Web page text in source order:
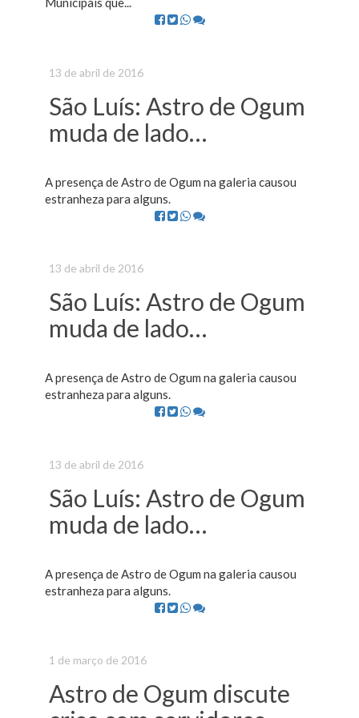
13 de abril de 2016
São Luís: Astro de Ogum
muda de lado…
A presença de Astro de Ogum na galeria causou
estranheza para alguns.
13 de abril de 2016
São Luís: Astro de Ogum
muda de lado…
A presença de Astro de Ogum na galeria causou
estranheza para alguns.
13 de abril de 2016
São Luís: Astro de Ogum
muda de lado…
A presença de Astro de Ogum na galeria causou
estranheza para alguns.
1 de março de 2016
Astro de Ogum discute